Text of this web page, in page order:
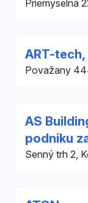
Priemyselná
ART-tech,
Považany
AS
podniku
Senný trh 2,